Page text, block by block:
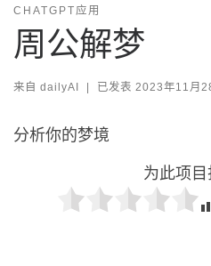
CHATGPT应用
周公解梦
来自 dailyAI | 已发表 2023年11月
分析你的梦境
为此项